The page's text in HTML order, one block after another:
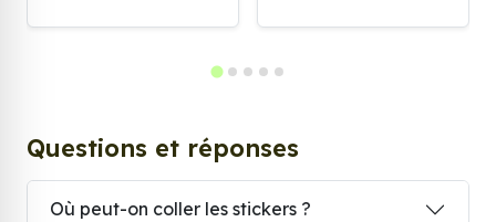
Questions et réponses
Où peut-on coller les stickers ?